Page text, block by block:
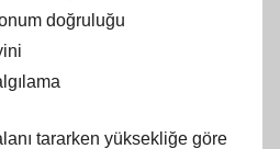
doğruluğu
tararken yüksekliğe göre